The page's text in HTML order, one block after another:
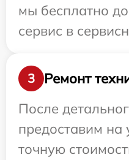
мы бесплатно
сервис в
3
Ремонт
После
предоставим на
точную